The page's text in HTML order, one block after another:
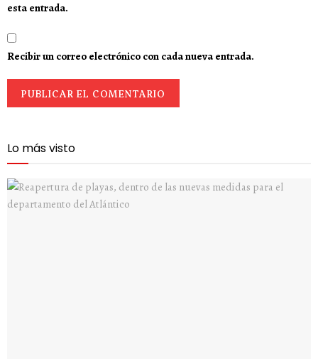
esta entrada.
Recibir un correo electrónico con cada nueva entrada.
Lo más visto